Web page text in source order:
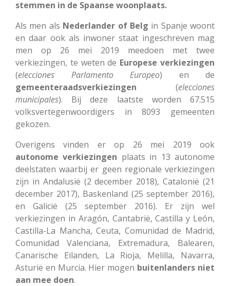
stemmen in de Spaanse woonplaats.
Als men als Nederlander of Belg in Spanje woont
en daar ook als inwoner staat ingeschreven mag
men op 26 mei 2019 meedoen met twee
verkiezingen, te weten de Europese verkiezingen
(elecciones Parlamento Europeo) en de
gemeenteraadsverkiezingen (elecciones
municipales). Bij deze laatste worden 67.515
volksvertegenwoordigers in 8093 gemeenten
gekozen.
Overigens vinden er op 26 mei 2019 ook
autonome verkiezingen plaats in 13 autonome
deelstaten waarbij er geen regionale verkiezingen
zijn in Andalusië (2 december 2018), Catalonië (21
december 2017), Baskenland (25 september 2016),
en Galicië (25 september 2016). Er zijn wel
verkiezingen in Aragón, Cantabrië, Castilla y León,
Castilla-La Mancha, Ceuta, Comunidad de Madrid,
Comunidad Valenciana, Extremadura, Balearen,
Canarische Eilanden, La Rioja, Melilla, Navarra,
Asturië en Murcia. Hier mogen buitenlanders niet
aan mee doen.